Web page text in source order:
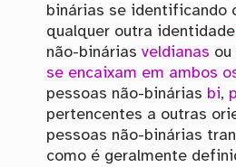
binárias se identificando
qualquer outra identidade
não-binárias veldianas ou
se encaixam em ambos
pessoas não-binárias bi,
pertencentes a outras
pessoas não-binárias
como é geralmente